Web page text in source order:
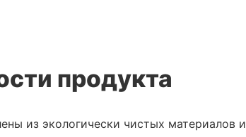
продукта
из экологически чистых материалов и